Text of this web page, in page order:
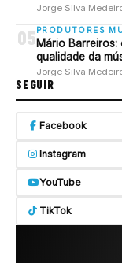
Jorge Silva
05 PRODUTORES
Mário
qualidade da
Jorge Silva
SEGUIR
Facebook
Instagram
YouTube
TikTok